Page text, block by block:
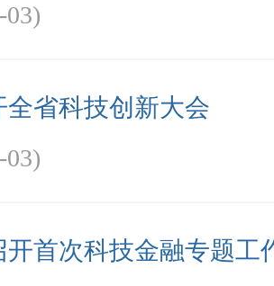
03)
全省科技创新大会
03)
开首次科技金融专题工